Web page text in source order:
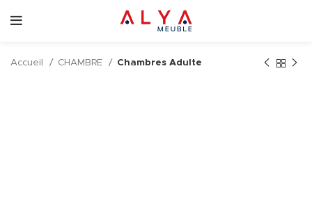
Accueil CHAMBRE Chambres Adulte